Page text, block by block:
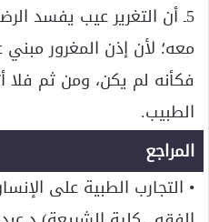
5ـ أن التغرير عيب يفسد
معه؛ لأن إذن المغرور
فكأنه لم يكن، ومن ثم
الطبيب.
المراجع
• التجارب الطبية على